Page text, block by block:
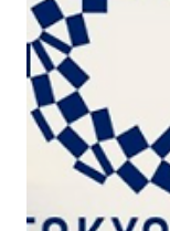
배우자의 총 급여액 등
총급액 + (사업소득 총
금 (여기에서 부양자녀
계액은 각각 100만 미